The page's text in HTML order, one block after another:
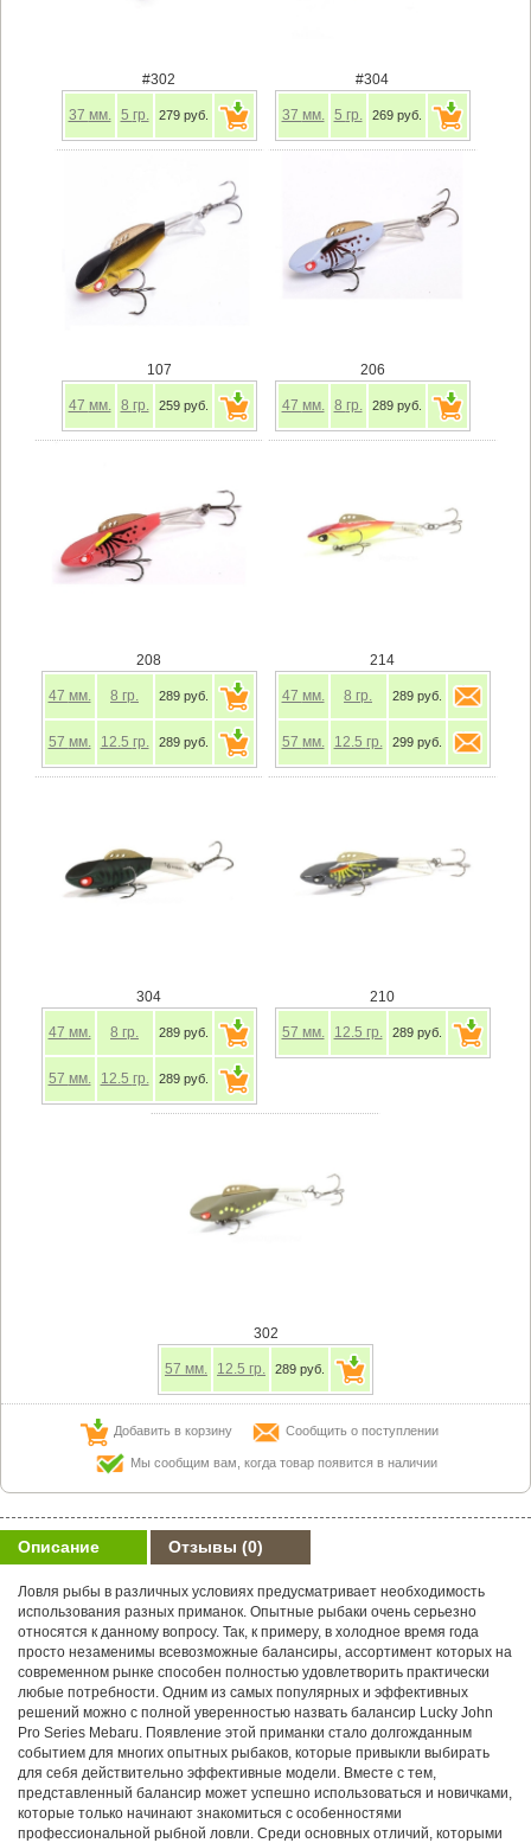
#302
37 мм. 5 гр. 279 руб.
#304
37 мм. 5 гр. 269 руб.
107
47 мм. 8 гр. 259 руб.
206
47 мм. 8 гр. 289 руб.
208
47 мм. 8 гр. 289 руб.
57 мм. 12.5 гр. 289 руб.
214
47 мм. 8 гр. 289 руб.
57 мм. 12.5 гр. 299 руб.
304
47 мм. 8 гр. 289 руб.
57 мм. 12.5 гр. 289 руб.
210
57 мм. 12.5 гр. 289 руб.
302
57 мм. 12.5 гр. 289 руб.
Добавить в корзину Сообщить о поступлении
Мы сообщим вам, когда товар появится в наличии
Описание Отзывы (0)
Ловля рыбы в различных условиях предусматривает необходимость
использования разных приманок. Опытные рыбаки очень серьезно
относятся к данному вопросу. Так, к примеру, в холодное время года
просто незаменимы всевозможные балансиры, ассортимент которых на
современном рынке способен полностью удовлетворить практически
любые потребности. Одним из самых популярных и эффективных
решений можно с полной уверенностью назвать балансир Lucky John
Pro Series Mebaru. Появление этой приманки стало долгожданным
событием для многих опытных рыбаков, которые привыкли выбирать
для себя действительно эффективные модели. Вместе с тем,
представленный балансир может успешно использоваться и новичками,
которые только начинают знакомиться с особенностями
профессиональной рыбной ловли. Среди основных отличий, которыми